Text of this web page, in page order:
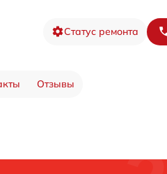
Статус ремонта
Отзывы